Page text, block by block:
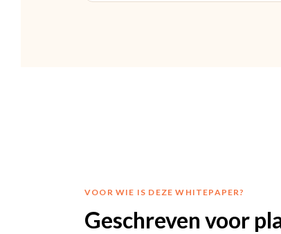
VOOR WIE IS DEZE WHITEPAPER?
Geschreven voor